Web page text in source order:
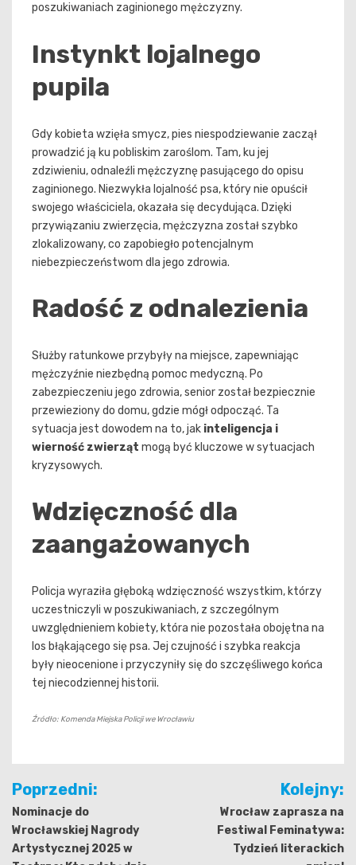
poszukiwaniach zaginionego mężczyzny.
Instynkt lojalnego
pupila
Gdy kobieta wzięła smycz, pies niespodziewanie zaczął
prowadzić ją ku pobliskim zaroślom. Tam, ku jej
zdziwieniu, odnaleźli mężczyznę pasującego do opisu
zaginionego. Niezwykła lojalność psa, który nie opuścił
swojego właściciela, okazała się decydująca. Dzięki
przywiązaniu zwierzęcia, mężczyzna został szybko
zlokalizowany, co zapobiegło potencjalnym
niebezpieczeństwom dla jego zdrowia.
Radość z odnalezienia
Służby ratunkowe przybyły na miejsce, zapewniając
mężczyźnie niezbędną pomoc medyczną. Po
zabezpieczeniu jego zdrowia, senior został bezpiecznie
przewieziony do domu, gdzie mógł odpocząć. Ta
sytuacja jest dowodem na to, jak inteligencja i
wierność zwierząt mogą być kluczowe w sytuacjach
kryzysowych.
Wdzięczność dla
zaangażowanych
Policja wyraziła głęboką wdzięczność wszystkim, którzy
uczestniczyli w poszukiwaniach, z szczególnym
uwzględnieniem kobiety, która nie pozostała obojętna na
los błąkającego się psa. Jej czujność i szybka reakcja
były nieocenione i przyczyniły się do szczęśliwego końca
tej niecodziennej historii.
Źródło: Komenda Miejska Policji we Wrocławiu
Nawigacja
wpisu
Poprzedni:
Nominacje do
Wrocławskiej Nagrody
Artystycznej 2025 w
Kolejny:
Wrocław zaprasza na
Festiwal Feminatywa:
Tydzień literackich